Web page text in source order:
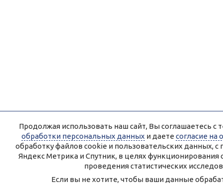
Продолжая использовать наш сайт, Вы соглашаетесь с
обработки персональных данных и даете согласие на
обработку файлов cookie и пользовательских данных,
Яндекс Метрика и Спутник, в целях функционирования
проведения статистических
Если вы не хотите, чтобы ваши данные